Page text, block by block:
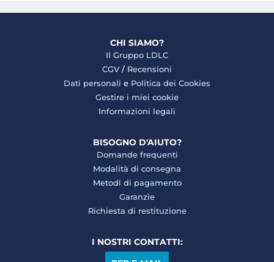
CHI SIAMO?
Il Gruppo LDLC
CGV / Recensioni
Dati personali e Politica dei Cookies
Gestire i miei cookie
Informazioni legali
BISOGNO D'AIUTO?
Domande frequenti
Modalità di consegna
Metodi di pagamento
Garanzie
Richiesta di restituzione
I NOSTRI CONTATTI: